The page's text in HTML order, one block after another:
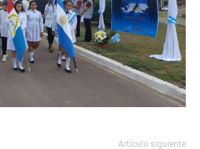
Artículo siguiente